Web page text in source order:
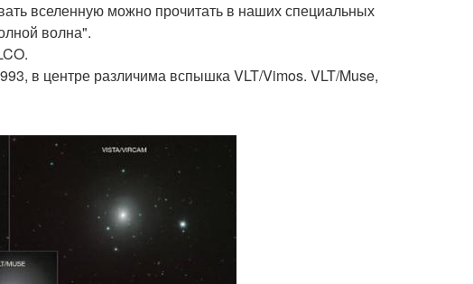
вселенную можно прочитать в наших специальных
волна".
в центре различима вспышка VLT/Vimos. VLT/Muse,